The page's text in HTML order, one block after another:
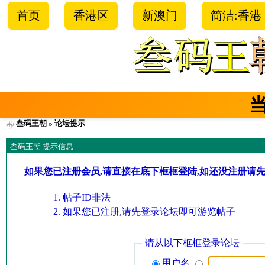
首页 香港区 新澳门 简洁:香港
叁码王朝 » 论坛提示
叁码王朝 提示信息
如果您已注册会员,请直接在底下框框登陆,如还没注册请
帖子ID非法
如果您已注册,请先登录论坛即可游览帖子
请从以下框框登录论坛
用户名